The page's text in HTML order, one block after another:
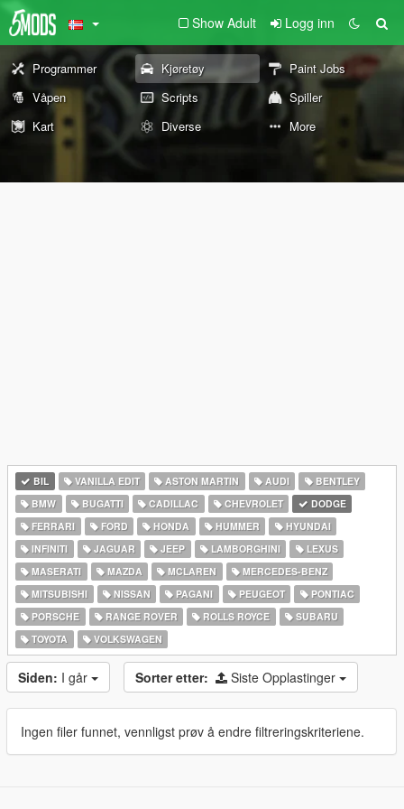
Show Adult Logg inn
Programmer Kjøretøy
Paint Jobs
Våpen
Scripts
Spiller
Kart
Diverse More
BIL VANILLA EDIT ASTON MARTIN AUDI
BENTLEY
BMW
BUGATTI CADILLAC CHEVROLET
DODGE
FERRARI
FORD HONDA HUMMER
HYUNDAI
INFINITI
JAGUAR JEEP LAMBORGHINI
LEXUS
MASERATI
MAZDA MCLAREN
MERCEDES-BENZ
MITSUBISHI
NISSAN PAGANI PEUGEOT
PONTIAC
PORSCHE
RANGE ROVER ROLLS ROYCE
SUBARU
TOYOTA
VOLKSWAGEN
Siden: I går Sorter etter: Siste Opplastinger
Ingen filer funnet, vennligst prøv å endre filtreringskriteriene.